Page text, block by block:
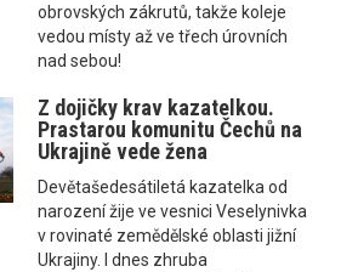
obrovských zákrutů, takže koleje
vedou místy až ve třech úrovních
nad sebou!
Z dojičky krav kazatelkou.
Prastarou komunitu Čechů na
Ukrajině vede žena
Devětašedesátiletá kazatelka od
narození žije ve vesnici Veselynivka
v rovinaté zemědělské oblasti jižní
Ukrajiny. I dnes zhruba